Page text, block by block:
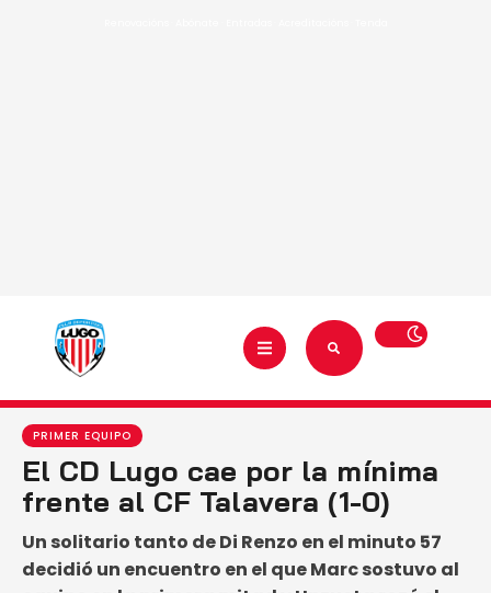
PRIMER EQUIPO
El CD Lugo cae por la mínima
frente al CF Talavera (1-0)
Un solitario tanto de Di Renzo en el minuto 57
decidió un encuentro en el que Marc sostuvo al